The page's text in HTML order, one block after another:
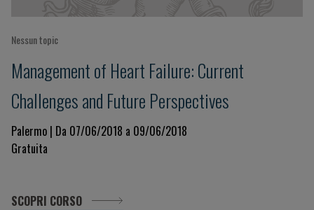
Nessun topic
Management of Heart Failure: Current
Challenges and Future Perspectives
Palermo | Da 07/06/2018 a 09/06/2018
Gratuita
SCOPRI CORSO